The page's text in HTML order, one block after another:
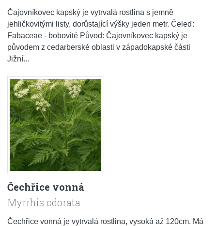
Čajovníkovec kapský je vytrvalá rostlina s jemně
jehličkovitými listy, dorůstající výšky jeden metr. Čeleď:
Fabaceae - bobovité Původ: Čajovníkovec kapský je
původem z cedarberské oblasti v západokapské části
Jižní...
Čechřice vonná
Myrrhis odorata
Čechřice vonná je vytrvalá rostlina, vysoká až 120cm. Má